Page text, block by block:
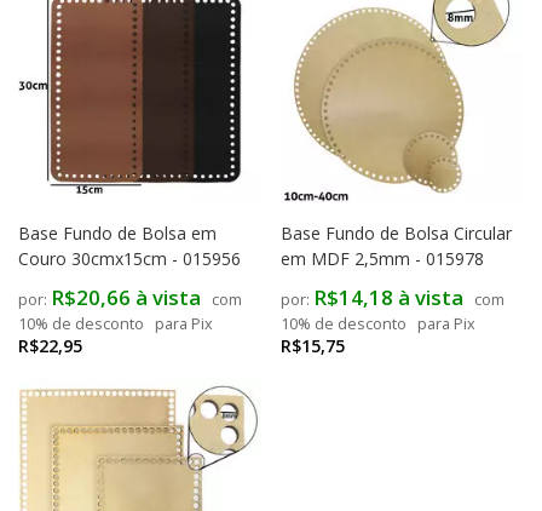
Base Fundo de Bolsa em
Couro 30cmx15cm - 015956
R$22,95
R$20,66 à vista
com
10% de desconto
para Pix
Base Fundo de Bolsa Circular
em MDF 2,5mm - 015978
R$15,75
R$14,18 à vista
com
10% de desconto
para Pix